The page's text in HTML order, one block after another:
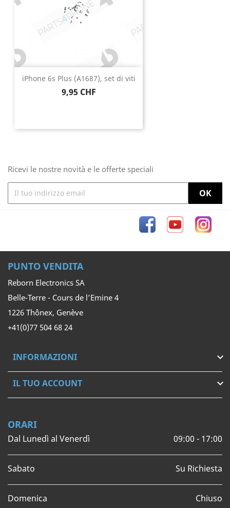
iPhone 6s Plus (A1687), set di viti
Prezzo
9,95 CHF
Ricevi le nostre novità e le offerte speciali
FacebookYouTube
PUNTO VENDITA
Reborn Electronics SA
Belle-Terre - Cours de l’Emine 4
1226 Thônex, Genève
+41(0)77 504 68 24
INFORMAZIONI 
IL TUO ACCOUNT 
ORARI
Dal Lunedì al Venerdì 09:00 - 17:00
Sabato Su Richiesta
Domenica Chiuso